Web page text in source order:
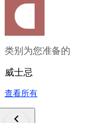
类别为您准备的
威士忌
查看所有